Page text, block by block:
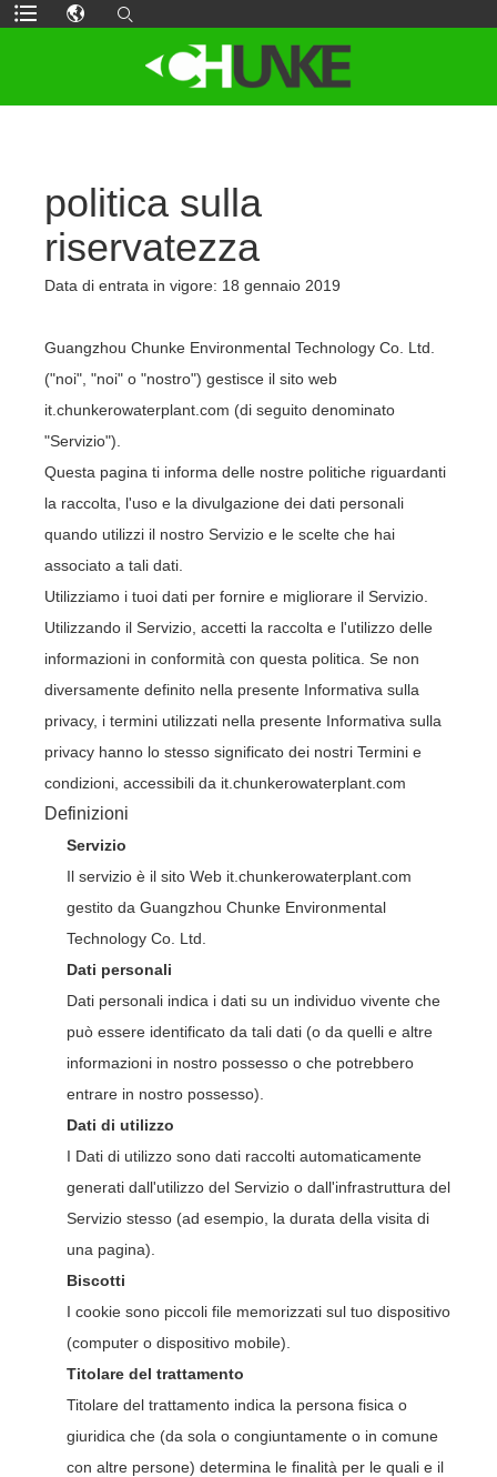
politica sulla
riservatezza
Data di entrata in vigore: 18 gennaio 2019
Guangzhou Chunke Environmental Technology Co. Ltd.
("noi", "noi" o "nostro") gestisce il sito web
it.chunkerowaterplant.com (di seguito denominato
"Servizio").
Questa pagina ti informa delle nostre politiche riguardanti
la raccolta, l'uso e la divulgazione dei dati personali
quando utilizzi il nostro Servizio e le scelte che hai
associato a tali dati.
Utilizziamo i tuoi dati per fornire e migliorare il Servizio.
Utilizzando il Servizio, accetti la raccolta e l'utilizzo delle
informazioni in conformità con questa politica. Se non
diversamente definito nella presente Informativa sulla
privacy, i termini utilizzati nella presente Informativa sulla
privacy hanno lo stesso significato dei nostri Termini e
condizioni, accessibili da it.chunkerowaterplant.com
Definizioni
Servizio
Il servizio è il sito Web it.chunkerowaterplant.com
gestito da Guangzhou Chunke Environmental
Technology Co. Ltd.
Dati personali
Dati personali indica i dati su un individuo vivente che
può essere identificato da tali dati (o da quelli e altre
informazioni in nostro possesso o che potrebbero
entrare in nostro possesso).
Dati di utilizzo
I Dati di utilizzo sono dati raccolti automaticamente
generati dall'utilizzo del Servizio o dall'infrastruttura del
Servizio stesso (ad esempio, la durata della visita di
una pagina).
Biscotti
I cookie sono piccoli file memorizzati sul tuo dispositivo
(computer o dispositivo mobile).
Titolare del trattamento
Titolare del trattamento indica la persona fisica o
giuridica che (da sola o congiuntamente o in comune
con altre persone) determina le finalità per le quali e il